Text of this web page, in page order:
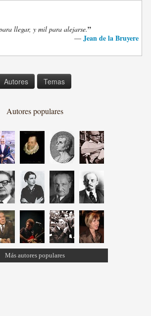
llegar, y mil para alejarse.”
— Jean de la Bruyere
Autores Temas
Autores populares
Más autores populares